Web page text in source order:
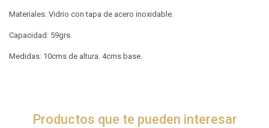
Materiales: Vidrio con tapa de acero inoxidable.
Capacidad: 59grs.
Medidas: 10cms de altura. 4cms base.
Productos que te pueden interesar